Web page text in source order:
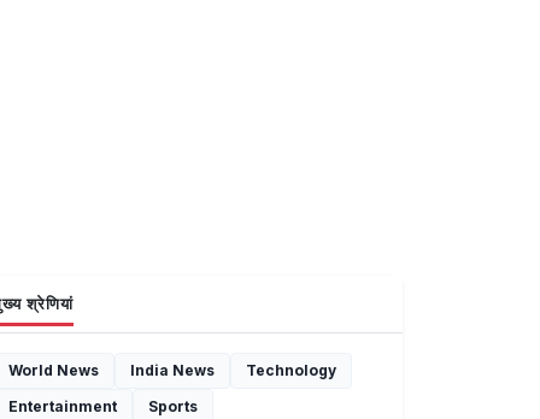
श्रेणियां
World News India News
Technology
Entertainment
Sports